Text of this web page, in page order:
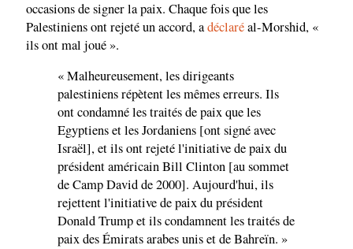
occasions de signer la paix. Chaque fois que les
Palestiniens ont rejeté un accord, adéclaréal-Morshid, «
ils ont mal joué ».
« Malheureusement, les dirigeants
palestiniens répètent les mêmes erreurs. Ils
ont condamné les traités de paix que les
Egyptiens et les Jordaniens [ont signé avec
Israël], et ils ont rejeté l'initiative de paix du
président américain Bill Clinton [au sommet
de Camp David de 2000]. Aujourd'hui, ils
rejettent l'initiative de paix du président
Donald Trump et ils condamnent les traités de
paix des Émirats arabes unis et de Bahreïn. »